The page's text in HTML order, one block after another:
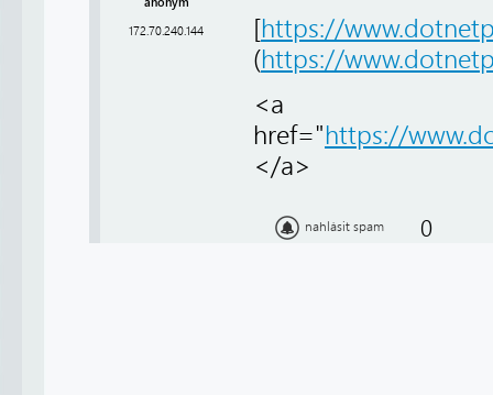
172.70.240.144
[https://
(https://
<a
href="https://
</a>
nahlásit spam 0